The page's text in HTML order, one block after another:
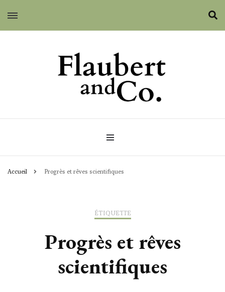
Flaubert and Co.
Accueil Progrès et rêves scientifiques
ÉTIQUETTE
Progrès et rêves
scientifiques